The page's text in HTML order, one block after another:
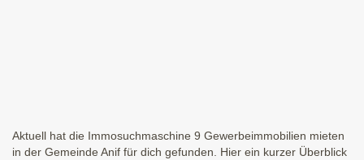
Aktuell hat die Immosuchmaschine 9 Gewerbeimmobilien mieten
in der Gemeinde Anif für dich gefunden. Hier ein kurzer Überblick